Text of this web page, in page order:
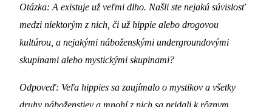
Otázka: A existuje už veľmi dlho. Našli ste nejakú súvislosť
medzi niektorým z nich, či už hippie alebo drogovou
kultúrou, a nejakými náboženskými undergroundovými
skupinami alebo mystickými skupinami?
Odpoveď: Veľa hippies sa zaujímalo o mystikov a všetky